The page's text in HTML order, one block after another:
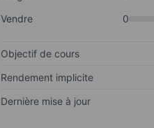
Vendre
0
Objectif de cours
Rendement implicite
Dernière mise à jour